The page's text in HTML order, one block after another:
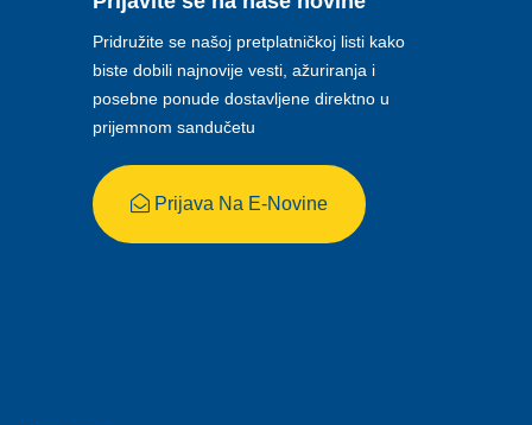
Pridružite se našoj pretplatničkoj listi kako
biste dobili najnovije vesti, ažuriranja i
posebne ponude dostavljene direktno u
prijemnom sandučetu
Prijava Na E-Novine